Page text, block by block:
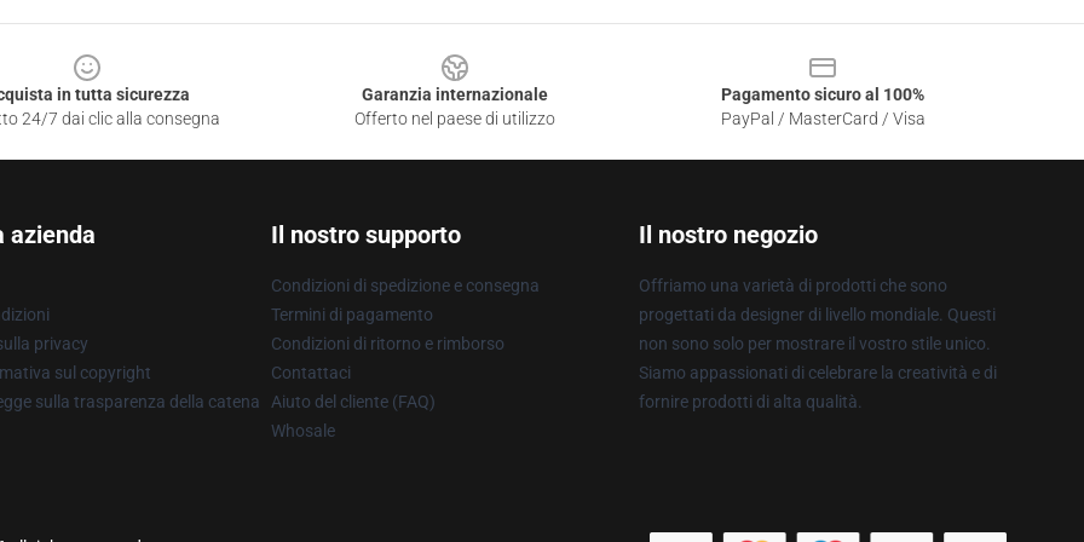
in tutta sicurezza
24/7 dai clic alla consegna
Garanzia internazionale
Offerto nel paese di utilizzo
Pagamento sicuro al 100%
PayPal / MasterCard / Visa
azienda
privacy
sul copyright
sulla trasparenza della catena
Il nostro supporto
Condizioni di spedizione e consegna
Termini di pagamento
Condizioni di ritorno e rimborso
Contattaci
Aiuto del cliente (FAQ)
Whosale
Il nostro negozio
Offriamo una varietà di prodotti che sono
progettati da designer di livello mondiale. Questi
non sono solo per mostrare il vostro stile unico.
Siamo appassionati di celebrare la creatività e di
fornire prodotti di alta qualità.